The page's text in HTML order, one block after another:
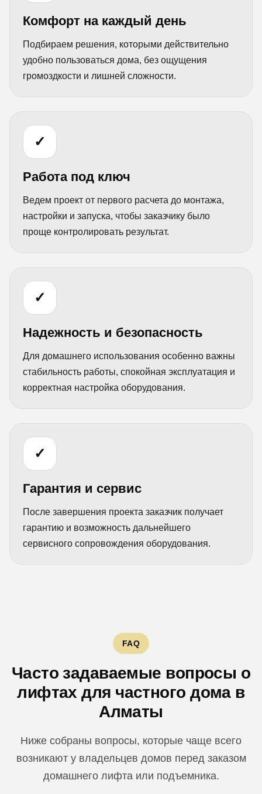
Комфорт на каждый день
Подбираем решения, которыми действительно
удобно пользоваться дома, без ощущения
громоздкости и лишней сложности.
✓
Работа под ключ
Ведем проект от первого расчета до монтажа,
настройки и запуска, чтобы заказчику было
проще контролировать результат.
✓
Надежность и безопасность
Для домашнего использования особенно важны
стабильность работы, спокойная эксплуатация и
корректная настройка оборудования.
✓
Гарантия и сервис
После завершения проекта заказчик получает
гарантию и возможность дальнейшего
сервисного сопровождения оборудования.
FAQ
Часто задаваемые вопросы о
лифтах для частного дома в
Алматы
Ниже собраны вопросы, которые чаще всего
возникают у владельцев домов перед заказом
домашнего лифта или подъемника.